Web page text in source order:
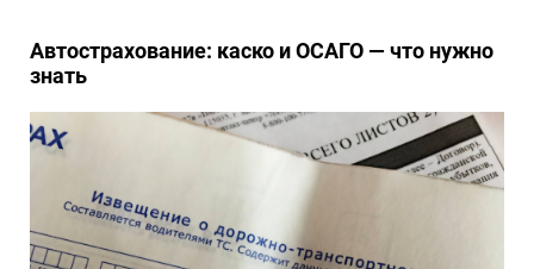
Автострахование: каско и ОСАГО — что нужно
знать